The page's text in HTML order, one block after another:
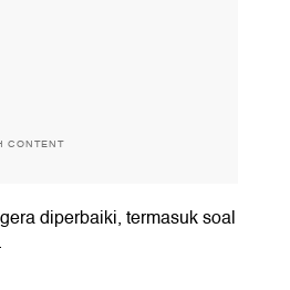
CONTENT
diperbaiki, termasuk soal